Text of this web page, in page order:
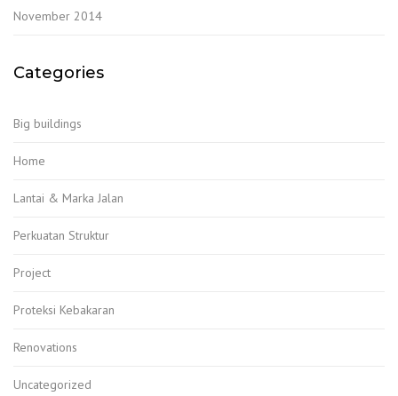
November 2014
Categories
Big buildings
Home
Lantai & Marka Jalan
Perkuatan Struktur
Project
Proteksi Kebakaran
Renovations
Uncategorized